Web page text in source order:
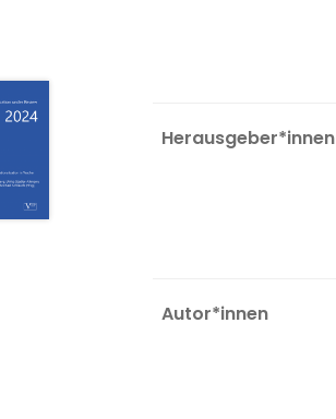
Herausgeber*innen
Autor*innen